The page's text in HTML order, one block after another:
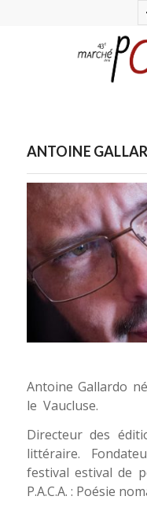
ANTOINE
Antoine Gallardo
le Vaucluse.
Directeur des
littéraire.
festival estival de
P.A.C.A. : Poésie